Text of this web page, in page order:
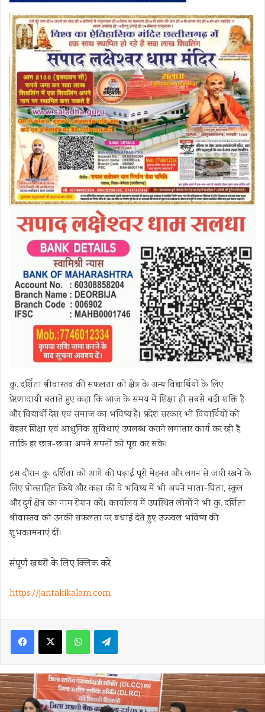
कु. दर्शिता श्रीवास्तव की सफलता को क्षेत्र के अन्य विद्यार्थियों के लिए
प्रेरणादायी बताते हुए कहा कि आज के समय में शिक्षा ही सबसे बड़ी शक्ति है
और विद्यार्थी देश एवं समाज का भविष्य हैं। प्रदेश सरकार भी विद्यार्थियों को
बेहतर शिक्षा एवं आधुनिक सुविधाएं उपलब्ध कराने लगातार कार्य कर रही है,
ताकि हर छात्र-छात्रा अपने सपनों को पूरा कर सके।
इस दौरान कु. दर्शिता को आगे की पढ़ाई पूरी मेहनत और लगन से जारी रखने के
लिए प्रोत्साहित किये और कहा की वे भविष्य में भी अपने माता-पिता, स्कूल
और दुर्ग क्षेत्र का नाम रोशन करें। कार्यालय में उपस्थित लोगों ने भी कु. दर्शिता
श्रीवास्तव को उनकी सफलता पर बधाई देते हुए उज्ज्वल भविष्य की
शुभकामनाएं दीं।
संपूर्ण खबरों के लिए क्लिक करे
https://jantakikalam.com
FacebookX WhatsAppTelegram